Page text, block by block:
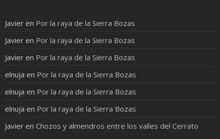
Javier en Por la raya de la Sierra Bozas
Javier en Por la raya de la Sierra Bozas
Javier en Por la raya de la Sierra Bozas
elnuja en Por la raya de la Sierra Bozas
elnuja en Por la raya de la Sierra Bozas
elnuja en Por la raya de la Sierra Bozas
Javier en Chozos y almendros entre los valles del Cerrato